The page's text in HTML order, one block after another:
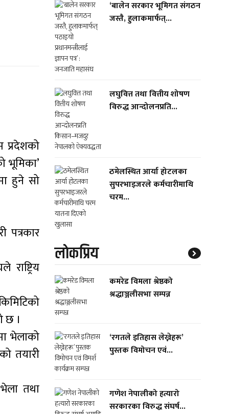
प्रदेशको
भूमिका’
हुने सो
पत्रकार
छ ।
भेलाको
तयारी
तथा
‘बालेन सरकार भूमिगत संगठन
जस्तै, हुलाकमार्फत्...
लघुवित्त तथा वित्तीय शोषण
विरुद्ध आन्दोलनप्रति...
ठमेलस्थित आर्या होटलका
सुपरभाइजरले कर्मचारीमाथि
चरम...
लाेकप्रिय
कमरेड विमला श्रेष्ठको
श्रद्धाञ्जलीसभा सम्पन्न
‘रगतले इतिहास लेख्नेहरू’
पुस्तक विमोचन एवं...
गणेश नेपालीको हत्यारो
सरकारका विरुद्ध संघर्ष...